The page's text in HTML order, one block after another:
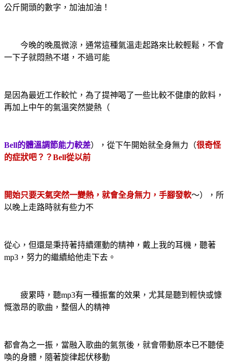
公斤開頭的數字，加油加油！
今晚的晚風微涼，通常這種氣溫走起路來比較輕鬆，不會
一下子就悶熱不堪，不過可能
是因為最近工作較忙，為了提神喝了一些比較不健康的飲料，
再加上中午的氣溫突然變熱（
Bell的體溫調節能力較差），從下午開始就全身無力（很奇怪
的症狀吧？？Bell從以前
開始只要天氣突然一變熱，就會全身無力，手腳發軟～），所
以晚上走路時就有些力不
從心，但還是秉持著持續運動的精神，戴上我的耳機，聽著
mp3，努力的繼續給他走下去。
疲累時，聽mp3有一種振奮的效果，尤其是聽到輕快或慷
慨激昂的歌曲，整個人的精神
都會為之一振，當融入歌曲的氣氛後，就會帶動原本已不聽使
喚的身體，隨著旋律起伏移動